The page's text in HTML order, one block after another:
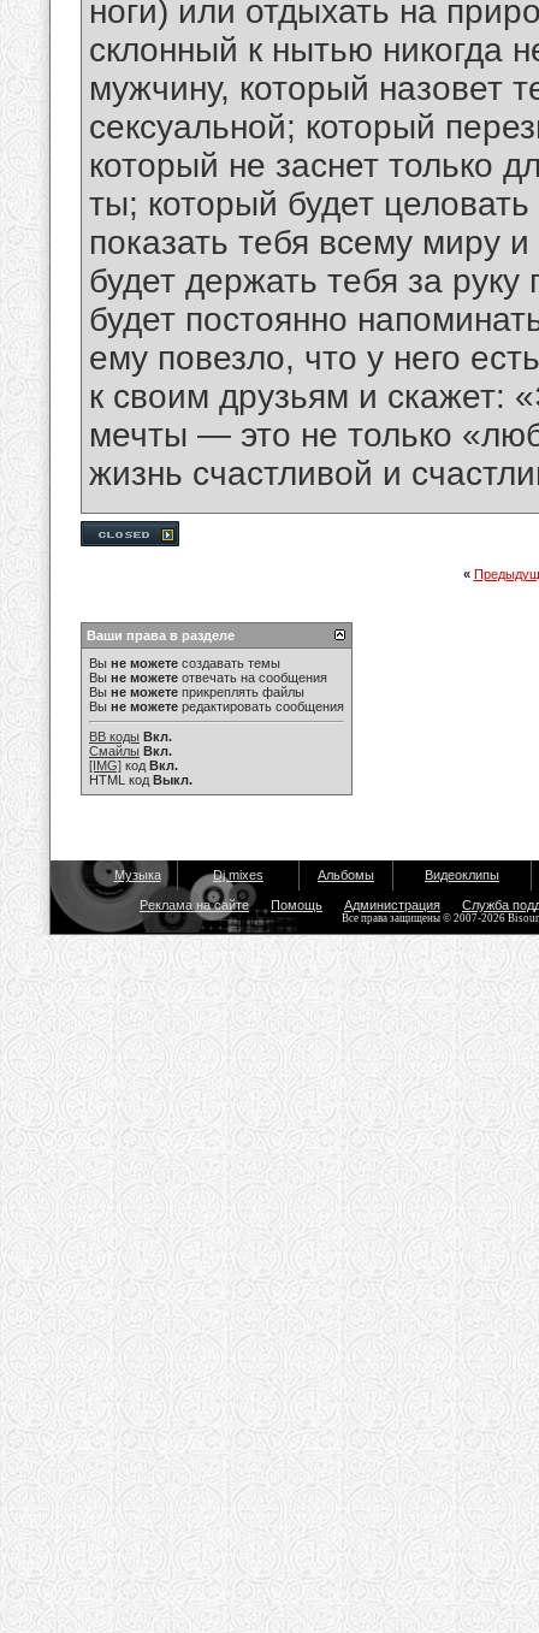
ноги) или отдыхать на
склонный к нытью никогда
мужчину, который назовет
сексуальной; который
который не заснет только
ты; который будет
показать тебя всему миру
будет держать тебя за
будет постоянно
ему повезло, что у него
к своим друзьям и
мечты — это не только
жизнь счастливой и
«
Ваши права в разделе
Вы не можете создавать темы
Вы не можете отвечать на сообщения
Вы не можете прикреплять файлы
Вы не можете редактировать сообщения
BB коды Вкл.
Смайлы Вкл.
[IMG] код Вкл.
HTML код Выкл.
Музыка Dj mixes Альбомы Видеоклипы
Реклама на сайте Помощь Администрация Служба
Все права защищены © 2007-2026